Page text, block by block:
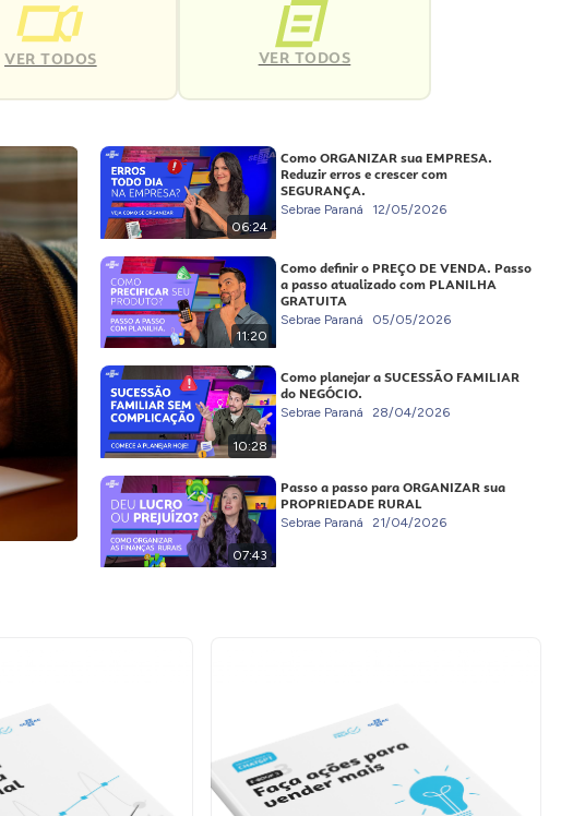
VER TODOS VER TODOS
06:24
Como ORGANIZAR sua EMPRESA.
Reduzir erros e crescer com
SEGURANÇA.
Sebrae Paraná 12/05/2026
11:20
Como definir o PREÇO DE VENDA. Passo
a passo atualizado com PLANILHA
GRATUITA
Sebrae Paraná 05/05/2026
10:28
Como planejar a SUCESSÃO FAMILIAR
do NEGÓCIO.
Sebrae Paraná 28/04/2026
07:43
Passo a passo para ORGANIZAR sua
PROPRIEDADE RURAL
Sebrae Paraná 21/04/2026